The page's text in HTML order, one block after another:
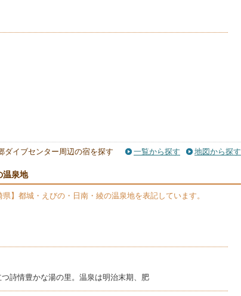
ダイブセンター周辺の宿を探す 一覧から探す 地図から探す
温泉地
】都城・えびの・日南・綾の温泉地を表記しています。
詩情豊かな湯の里。温泉は明治末期、肥